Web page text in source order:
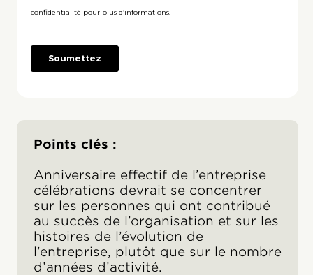
Points clés :
Anniversaire effectif de l’entreprise
célébrations devrait se concentrer
sur les personnes qui ont contribué
au succès de l’organisation et sur les
histoires de l’évolution de
l’entreprise, plutôt que sur le nombre
d’années d’activité.